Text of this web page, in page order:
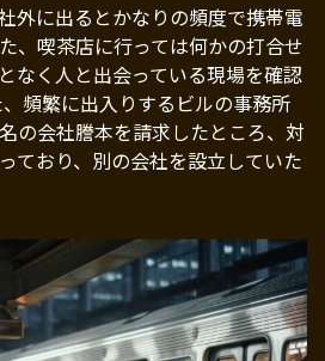
外に出るとかなりの頻度で携帯電
、喫茶店に行っては何かの打合せ
なく人と出会っている現場を確認
頻繁に出入りするビルの事務所
の会社謄本を請求したところ、対
ており、別の会社を設立していた